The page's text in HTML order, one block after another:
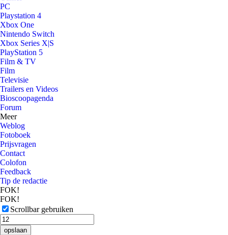
PC
Playstation 4
Xbox One
Nintendo Switch
Xbox Series X|S
PlayStation 5
Film & TV
Film
Televisie
Trailers en Videos
Bioscoopagenda
Forum
Meer
Weblog
Fotoboek
Prijsvragen
Contact
Colofon
Feedback
Tip de redactie
FOK!
FOK!
Scrollbar gebruiken
opslaan